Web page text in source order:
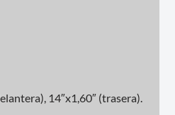
14″x1,60″ (trasera).